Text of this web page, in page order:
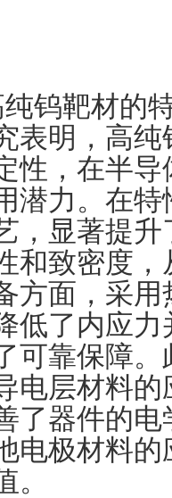
钨靶材的
表明，高
性，在半
潜力。在
，显著提
和致密度
方面，采
低了内应
可靠保障
电层材料
了器件的
电极材料